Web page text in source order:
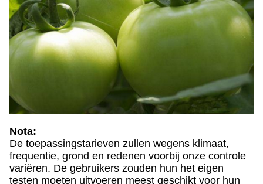
Nota:
De toepassingstarieven zullen wegens klimaat,
frequentie, grond en redenen voorbij onze controle
variëren. De gebruikers zouden hun het eigen
testen moeten uitvoeren meest geschikt voor hun